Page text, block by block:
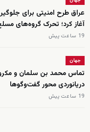
عراق طرح امنیتی برای
آغاز کرد؛ تحرک گروه‌های
19 ساعت پیش
جهان
تماس محمد بن سلمان و
دریانوردی محور گفت‌وگوها
19 ساعت پیش